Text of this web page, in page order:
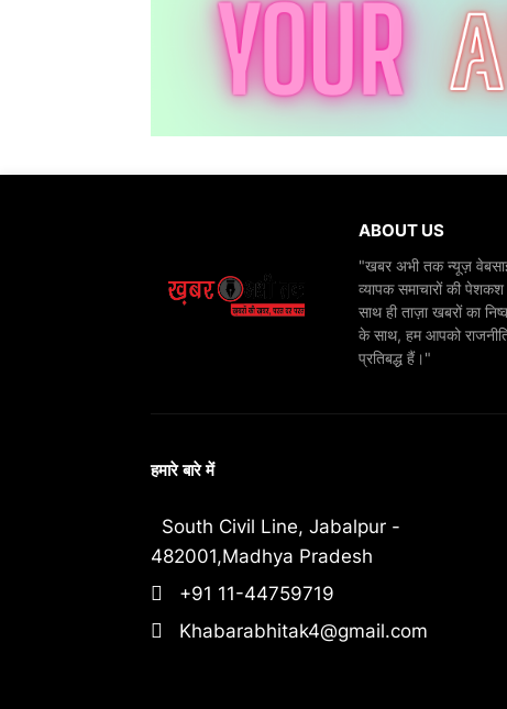
ABOUT US
"खबर अभी तक न्यूज़
व्यापक समाचारों की पेशकश
साथ ही ताज़ा खबरों का
के साथ, हम आपको
प्रतिबद्ध हैं।"
हमारे बारे में
South Civil Line, Jabalpur -
482001,Madhya Pradesh
+91 11-44759719
Khabarabhitak4@gmail.com